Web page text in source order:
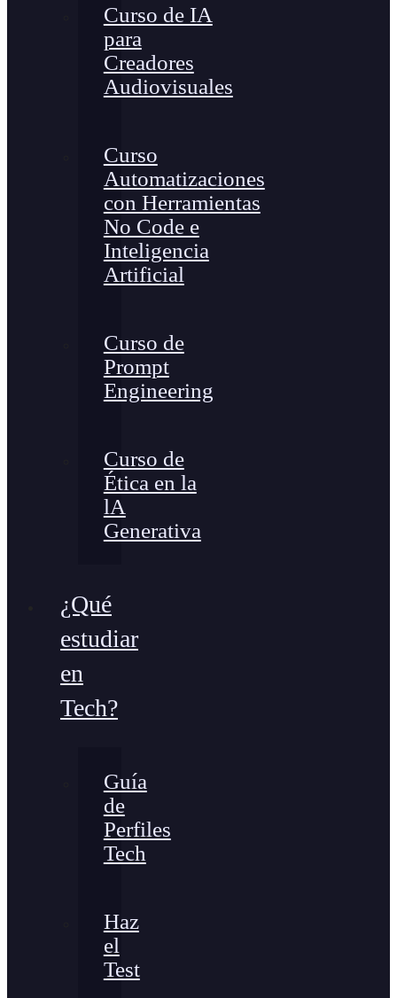
Curso de IA
para
Creadores
Audiovisuales
Curso
Automatizaciones
con Herramientas
No Code e
Inteligencia
Artificial
Curso de
Prompt
Engineering
Curso de
Ética en la
lA
Generativa
¿Qué
estudiar
en
Tech?
Guía
de
Perfiles
Tech
Haz
el
Test